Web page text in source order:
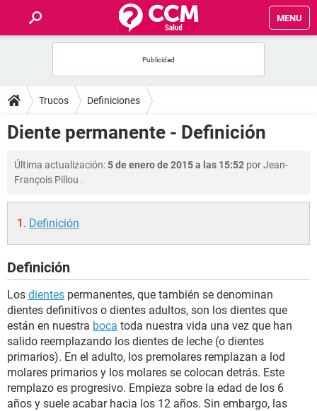
MENU
FOROS
SALUD
FAMILIA
NUTRICIÓN
SEXUALIDAD
GLOSARIO
Trucos Definiciones
Diente permanente - Definición
Última actualización:5 de enero de 2015 a las 15:52 porJean-
François Pillou .
Definición
Definición
Los dientes permanentes, que también se denominan
dientes definitivos o dientes adultos, son los dientes que
están en nuestra boca toda nuestra vida una vez que han
salido reemplazando los dientes de leche (o dientes
primarios). En el adulto, los premolares remplazan a lod
molares primarios y los molares se colocan detrás. Este
remplazo es progresivo. Empieza sobre la edad de los 6
años y suele acabar hacia los 12 años. Sin embargo, las